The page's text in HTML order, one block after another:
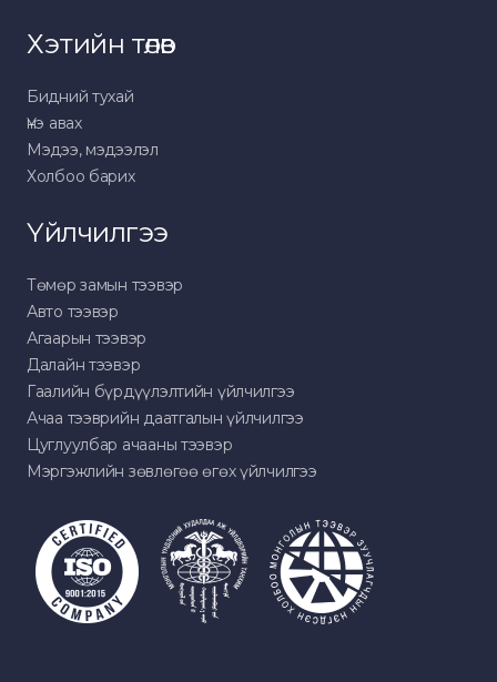
Хэтийн төлөв
Бидний тухай
Үнэ авах
Мэдээ, мэдээлэл
Холбоо барих
Үйлчилгээ
Төмөр замын тээвэр
Авто тээвэр
Агаарын тээвэр
Далайн тээвэр
Гаалийн бүрдүүлэлтийн үйлчилгээ
Ачаа тээврийн даатгалын үйлчилгээ
Цуглуулбар ачааны тээвэр
Мэргэжлийн зөвлөгөө өгөх үйлчилгээ